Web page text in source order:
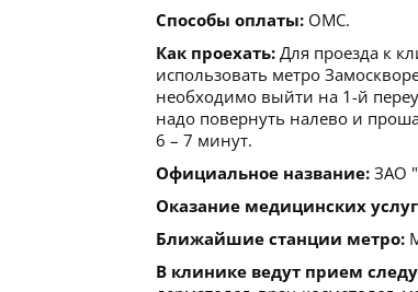
Способы оплаты: ОМС.
Как проехать: Для проезда к
использовать метро
необходимо выйти на 1-й
надо повернуть налево и
6 – 7 минут.
Официальное название: ЗАО
Оказание медицинских
Ближайшие станции метро:
В клинике ведут прием